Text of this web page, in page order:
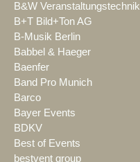
B&W Veranstaltungstechnik
B+T Bild+Ton AG
B-Musik Berlin
Babbel & Haeger
Baenfer
Band Pro Munich
Barco
Bayer Events
BDKV
Best of Events
bestvent group